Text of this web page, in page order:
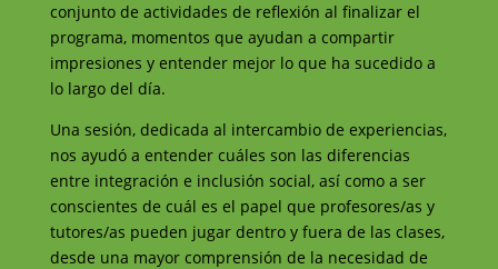
conjunto de actividades de reflexión al finalizar el
programa, momentos que ayudan a compartir
impresiones y entender mejor lo que ha sucedido a
lo largo del día.
Una sesión, dedicada al intercambio de experiencias,
nos ayudó a entender cuáles son las diferencias
entre integración e inclusión social, así como a ser
conscientes de cuál es el papel que profesores/as y
tutores/as pueden jugar dentro y fuera de las clases,
desde una mayor comprensión de la necesidad de